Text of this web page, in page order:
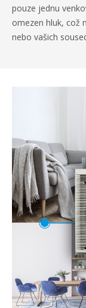
pouze jednu
omezen hluk, což
nebo vašich